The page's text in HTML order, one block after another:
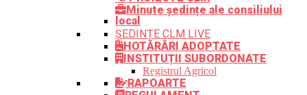
Minute ședințe ale consiliului
local
ȘEDINȚE CLM LIVE
HOTĂRÂRI ADOPTATE
INSTITUȚII SUBORDONATE
Registrul Agricol
RAPOARTE